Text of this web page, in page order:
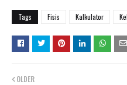
Tags Fisis Kalkulator
OLDER